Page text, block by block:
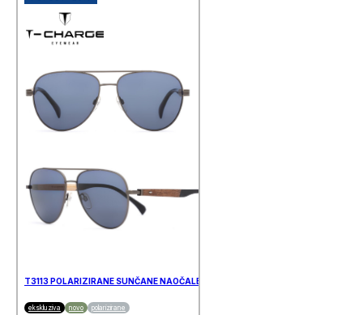
T3113 POLARIZIRANE SUNČANE NAOČALE T-CHARGE
ekskluziva novo polarizirane